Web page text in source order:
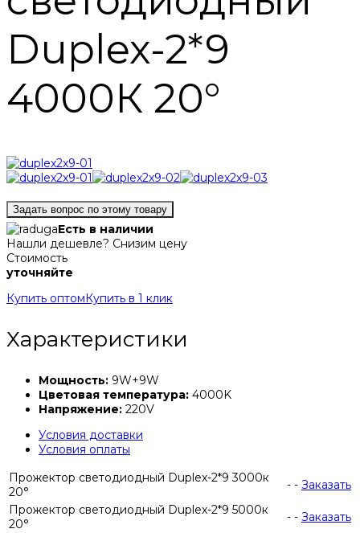
Duplex-2*9
4000К 20°
Задать вопрос по этому товару
Есть в наличии
Нашли дешевле? Снизим цену
Стоимость
уточняйте
Купить оптом Купить в 1 клик
Характеристики
Мощность: 9W+9W
Цветовая температура: 4000K
Напряжение: 220V
Условия доставки
Условия оплаты
Прожектор светодиодный Duplex-2*9 3000к
20°
- - Заказать
Прожектор светодиодный Duplex-2*9 5000к
20°
- - Заказать